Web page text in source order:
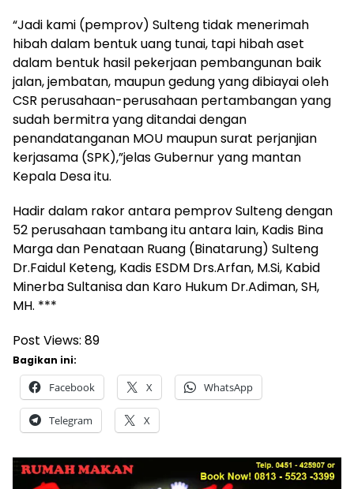
“Jadi kami (pemprov) Sulteng tidak menerimah
hibah dalam bentuk uang tunai, tapi hibah aset
dalam bentuk hasil pekerjaan pembangunan baik
jalan, jembatan, maupun gedung yang dibiayai oleh
CSR perusahaan-perusahaan pertambangan yang
sudah bermitra yang ditandai dengan
penandatanganan MOU maupun surat perjanjian
kerjasama (SPK),”jelas Gubernur yang mantan
Kepala Desa itu.
Hadir dalam rakor antara pemprov Sulteng dengan
52 perusahaan tambang itu antara lain, Kadis Bina
Marga dan Penataan Ruang (Binatarung) Sulteng
Dr.Faidul Keteng, Kadis ESDM Drs.Arfan, M.Si, Kabid
Minerba Sultanisa dan Karo Hukum Dr.Adiman, SH,
MH. ***
Post Views: 89
Bagikan ini:
Facebook X WhatsApp
Telegram X